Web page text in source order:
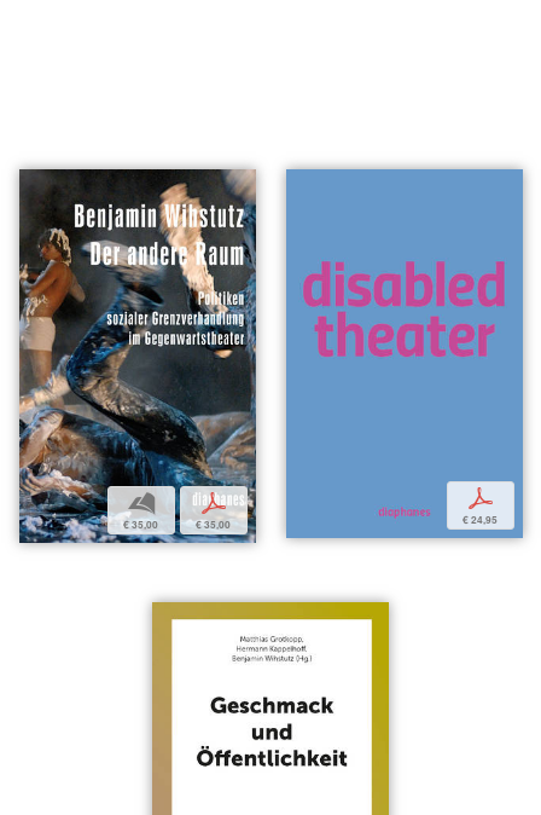
b
€ 35,00
p
€ 35,00
p
€ 24,95